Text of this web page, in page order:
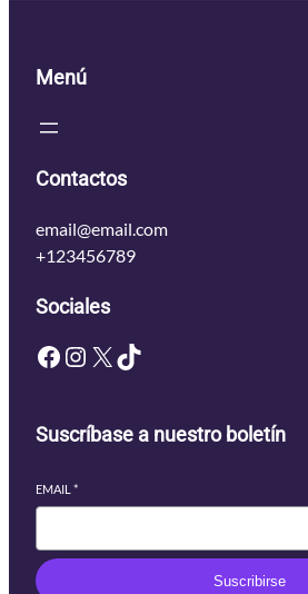
Menú
Contactos
email@email.com
+123456789
Sociales
Facebook Instagram X TikTok
Suscríbase a nuestro boletín
EMAIL *
Suscribirse